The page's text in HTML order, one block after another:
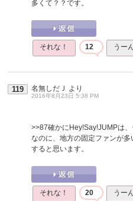
多くて？？です。
それな！ 12 うー
119 名無しだＪ より
2016年8月23日 5:38 PM
>>87確かにHey!Say!JUMPは
なのに、地方の固定ファンが
すると思います。
それな！ 20 うー